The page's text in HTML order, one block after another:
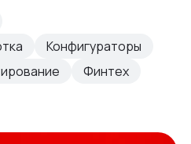
Конфигураторы
Финтех